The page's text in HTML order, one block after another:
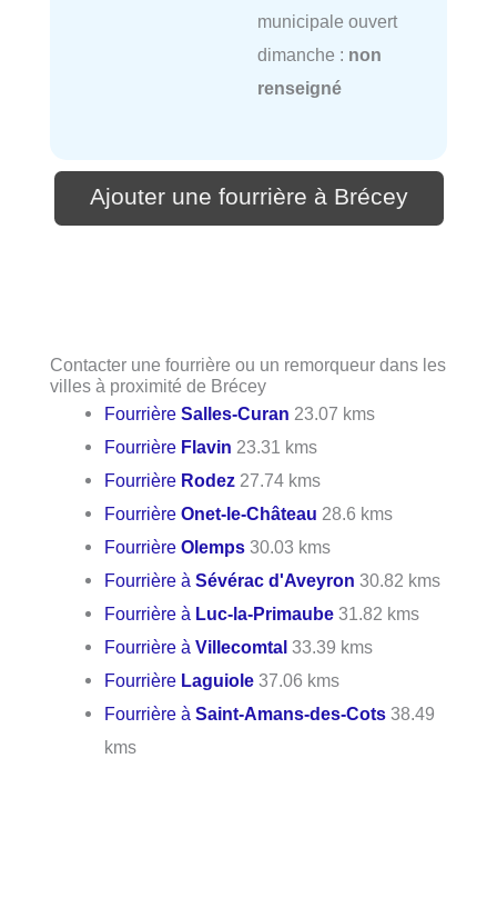
municipale ouvert
dimanche : non
renseigné
Ajouter une fourrière à Brécey
Contacter une fourrière ou un remorqueur dans les
villes à proximité de Brécey
FourrièreSalles-Curan 23.07 kms
Fourrière Flavin 23.31 kms
Fourrière Rodez 27.74 kms
FourrièreOnet-le-Château 28.6 kms
FourrièreOlemps 30.03 kms
Fourrière àSévérac d'Aveyron 30.82 kms
Fourrière à Luc-la-Primaube 31.82 kms
Fourrière àVillecomtal 33.39 kms
Fourrière Laguiole 37.06 kms
Fourrière àSaint-Amans-des-Cots 38.49
kms